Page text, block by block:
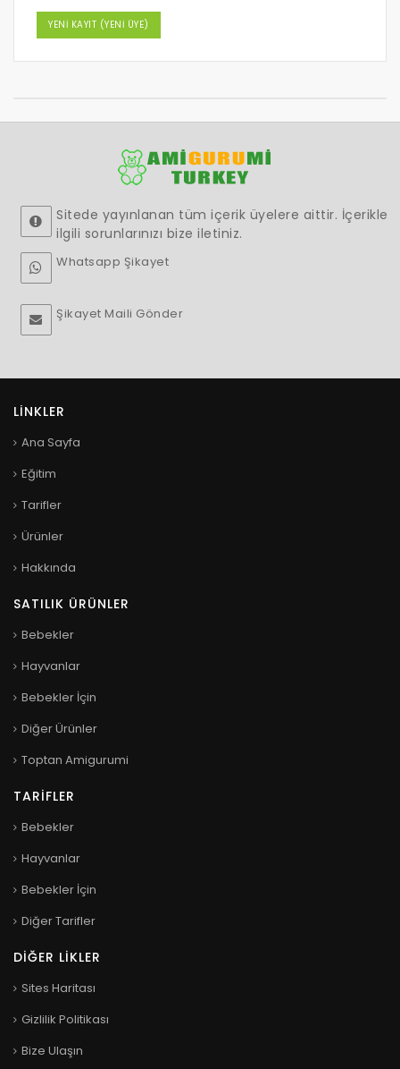
YENİ KAYIT (YENİ ÜYE)
Sitede yayınlanan tüm içerik üyelere aittir. İçerikle
ilgili sorunlarınızı bize iletiniz.
Whatsapp Şikayet
Şikayet Maili Gönder
LINKLER
Ana Sayfa
Eğitim
Tarifler
Ürünler
Hakkında
SATILIK ÜRÜNLER
Bebekler
Hayvanlar
Bebekler İçin
Diğer Ürünler
Toptan Amigurumi
TARIFLER
Bebekler
Hayvanlar
Bebekler İçin
Diğer Tarifler
DIĞER LIKLER
Sites Haritası
Gizlilik Politikası
Bize Ulaşın